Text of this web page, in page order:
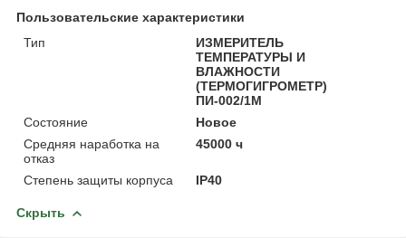
Пользовательские характеристики
Тип
ИЗМЕРИТЕЛЬ
ТЕМПЕРАТУРЫ И
ВЛАЖНОСТИ
(ТЕРМОГИГРОМЕТР)
ПИ-002/1М
Состояние
Новое
Средняя наработка на
отказ
45000 ч
Степень защиты корпуса IP40
Скрыть